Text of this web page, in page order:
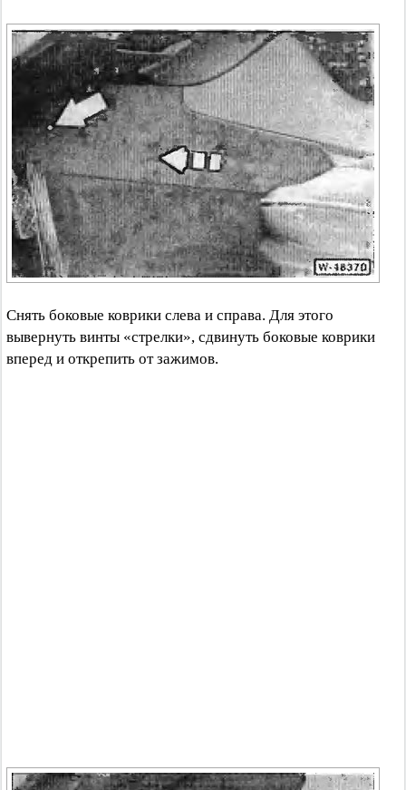
Снять боковые коврики слева и справа. Для этого
вывернуть винты «стрелки», сдвинуть боковые коврики
вперед и открепить от зажимов.